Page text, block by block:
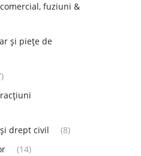
fuziuni &
și piețe de
drept civil
(8)
(14)